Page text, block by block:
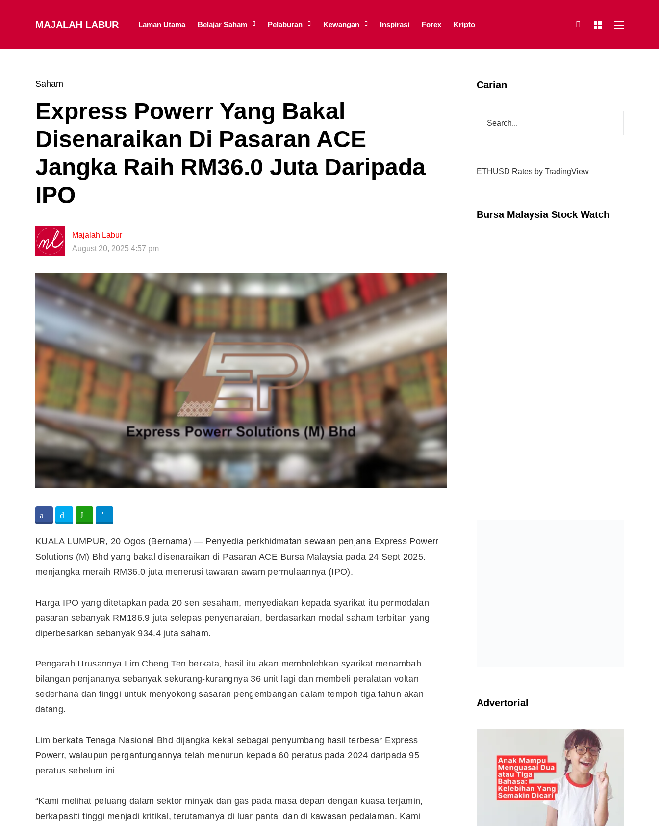
MAJALAH LABUR Laman Utama Belajar Saham Pelaburan Kewangan Inspirasi Forex Kripto
Saham
Express Powerr Yang Bakal
Disenaraikan Di Pasaran ACE
Jangka Raih RM36.0 Juta Daripada
IPO
Majalah Labur
August 20, 2025 4:57 pm
KUALA LUMPUR, 20 Ogos (Bernama) — Penyedia perkhidmatan sewaan penjana Express Powerr
Solutions (M) Bhd yang bakal disenaraikan di Pasaran ACE Bursa Malaysia pada 24 Sept 2025,
menjangka meraih RM36.0 juta menerusi tawaran awam permulaannya (IPO).
Harga IPO yang ditetapkan pada 20 sen sesaham, menyediakan kepada syarikat itu permodalan
pasaran sebanyak RM186.9 juta selepas penyenaraian, berdasarkan modal saham terbitan yang
diperbesarkan sebanyak 934.4 juta saham.
Pengarah Urusannya Lim Cheng Ten berkata, hasil itu akan membolehkan syarikat menambah
bilangan penjananya sebanyak sekurang-kurangnya 36 unit lagi dan membeli peralatan voltan
sederhana dan tinggi untuk menyokong sasaran pengembangan dalam tempoh tiga tahun akan
datang.
Lim berkata Tenaga Nasional Bhd dijangka kekal sebagai penyumbang hasil terbesar Express
Powerr, walaupun pergantungannya telah menurun kepada 60 peratus pada 2024 daripada 95
peratus sebelum ini.
“Kami melihat peluang dalam sektor minyak dan gas pada masa depan dengan kuasa terjamin,
berkapasiti tinggi menjadi kritikal, terutamanya di luar pantai dan di kawasan pedalaman. Kami
Carian
ETHUSD Rates by TradingView
Bursa Malaysia Stock Watch
Advertorial